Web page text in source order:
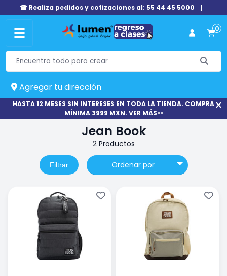
☎ Realiza pedidos y cotizaciones al: 55 44 45 5000 |
0
Agregar tu dirección
HASTA 12 MESES SIN INTERESES EN TODA LA TIENDA. COMPRA
MÍNIMA 3999 MXN. VER MÁS>>
Jean Book
Filtrar
2 Productos
Ordenar por